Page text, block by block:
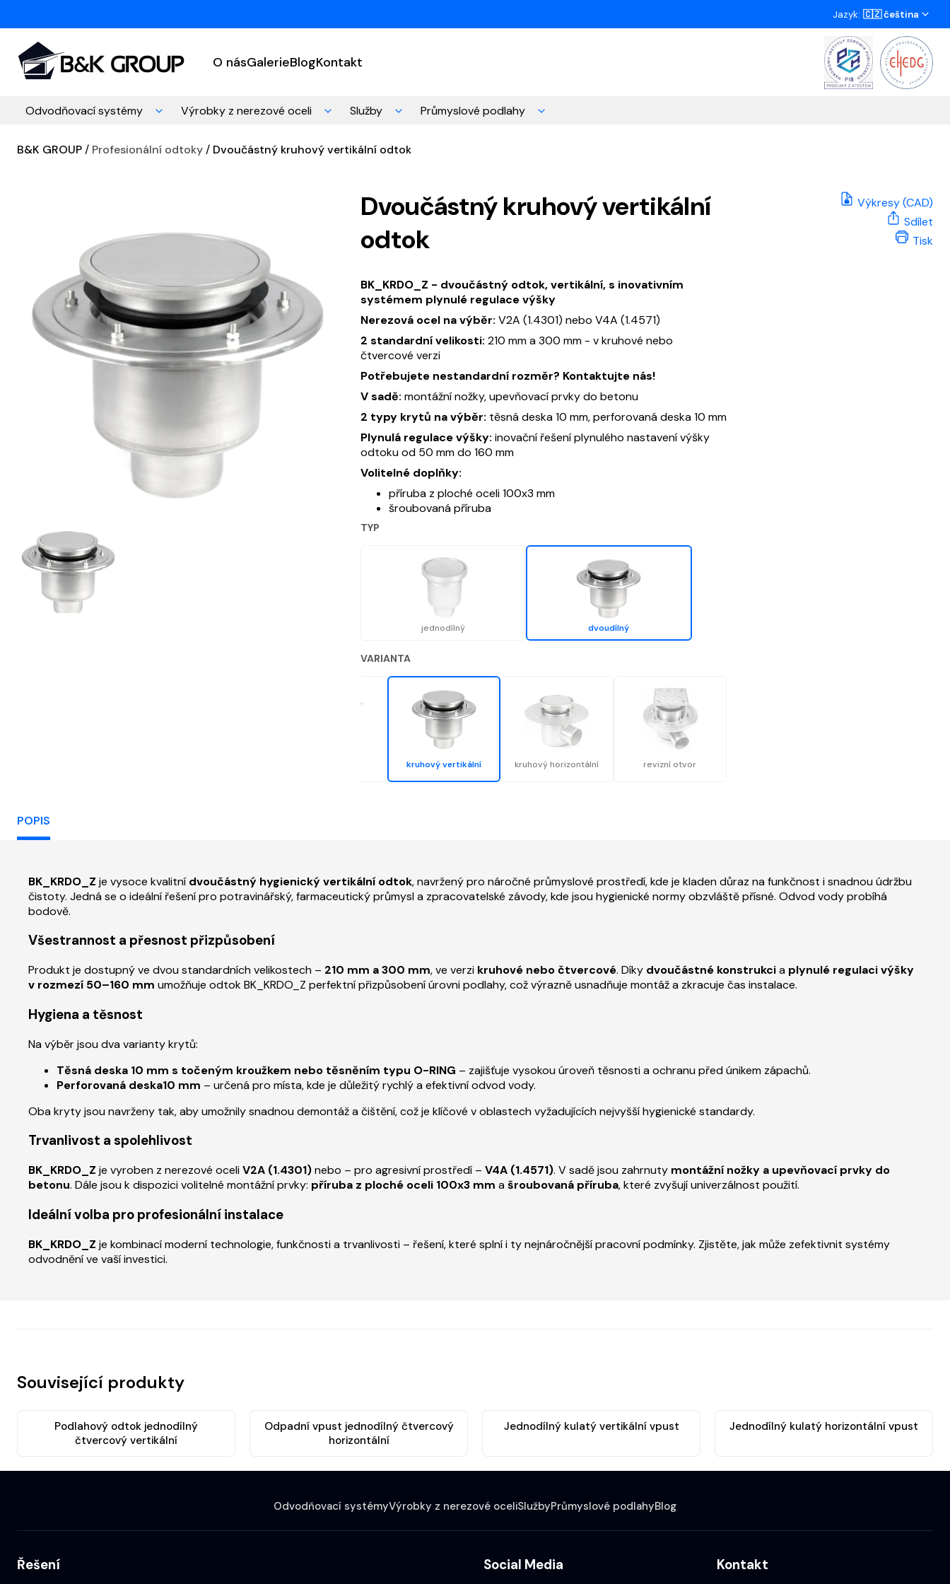
Jazyk: 🇨🇿 čeština
O násGalerieBlogKontakt
Odvodňovací systémy Výrobky z nerezové oceli Služby Průmyslové podlahy
B&K GROUP Profesionální odtoky Dvoučástný kruhový vertikální odtok
Dvoučástný kruhový vertikální
odtok
BK_KRDO_Z - dvoučástný odtok, vertikální, s inovativním
systémem plynulé regulace výšky
Nerezová ocel na výběr: V2A (1.4301) nebo V4A (1.4571)
2 standardní velikosti: 210 mm a 300 mm - v kruhové nebo
čtvercové verzi
Potřebujete nestandardní rozměr? Kontaktujte nás!
V sadě: montážní nožky, upevňovací prvky do betonu
2 typy krytů na výběr: těsná deska 10 mm, perforovaná deska 10 mm
Plynulá regulace výšky: inovační řešení plynulého nastavení výšky
odtoku od 50 mm do 160 mm
Volitelné doplňky:
příruba z ploché oceli 100x3 mm
šroubovaná příruba
TYP
jednodílný dvoudílný
VARIANTA
kruhový vertikální kruhový horizontální revizní otvor
Výkresy (CAD)
Sdílet
Tisk
POPIS
BK_KRDO_Z je vysoce kvalitní dvoučástný hygienický vertikální odtok, navržený pro náročné průmyslové prostředí, kde je kladen důraz na funkčnost i snadnou údržbu
čistoty. Jedná se o ideální řešení pro potravinářský, farmaceutický průmysl a zpracovatelské závody, kde jsou hygienické normy obzvláště přísné. Odvod vody probíhá
bodově.
Všestrannost a přesnost přizpůsobení
Produkt je dostupný ve dvou standardních velikostech – 210 mm a 300 mm, ve verzi kruhové nebo čtvercové. Díky dvoučástné konstrukcia plynulé regulaci výšky
v rozmezí 50–160 mm umožňuje odtok BK_KRDO_Z perfektní přizpůsobení úrovni podlahy, což výrazně usnadňuje montáž a zkracuje čas instalace.
Hygiena a těsnost
Na výběr jsou dva varianty krytů:
Těsná deska 10 mm s točeným kroužkem nebo těsněním typu O-RING – zajišťuje vysokou úroveň těsnosti a ochranu před únikem zápachů.
Perforovaná deska10 mm – určená pro místa, kde je důležitý rychlý a efektivní odvod vody.
Oba kryty jsou navrženy tak, aby umožnily snadnou demontáž a čištění, což je klíčové v oblastech vyžadujících nejvyšší hygienické standardy.
Trvanlivost a spolehlivost
BK_KRDO_Z je vyroben z nerezové oceli V2A (1.4301)nebo – pro agresivní prostředí – V4A (1.4571). V sadě jsou zahrnuty montážní nožky a upevňovací prvky do
betonu. Dále jsou k dispozici volitelné montážní prvky: příruba z ploché oceli 100x3 mm a šroubovaná příruba, které zvyšují univerzálnost použití.
Ideální volba pro profesionální instalace
BK_KRDO_Z je kombinací moderní technologie, funkčnosti a trvanlivosti – řešení, které splní i ty nejnáročnější pracovní podmínky. Zjistěte, jak může zefektivnit systémy
odvodnění ve vaší investici.
Související produkty
Podlahový odtok jednodílný
čtvercový vertikální
Odpadní vpust jednodílný čtvercový
horizontální
Jednodílný kulatý vertikální vpust Jednodílný kulatý horizontální vpust
Odvodňovací systémyVýrobky z nerezové oceliSlužbyPrůmyslové podlahyBlog
Řešení Social Media Kontakt